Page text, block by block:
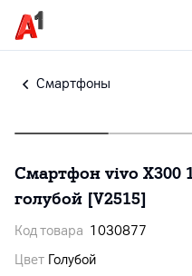
Смартфоны
Смартфон vivo X300
голубой [V2515]
Код товара 1030877
Цвет Голубой